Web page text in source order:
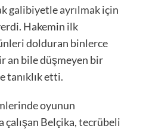
galibiyetle ayrılmak için
Hakemin ilk
dolduran binlerce
an bile düşmeyen bir
tanıklık etti.
oyunun
Belçika, tecrübeli